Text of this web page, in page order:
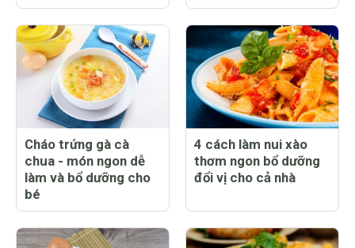
Cháo trứng gà cà
chua - món ngon dễ
làm và bổ dưỡng cho
bé
4 cách làm nui xào
thơm ngon bổ dưỡng
đổi vị cho cả nhà